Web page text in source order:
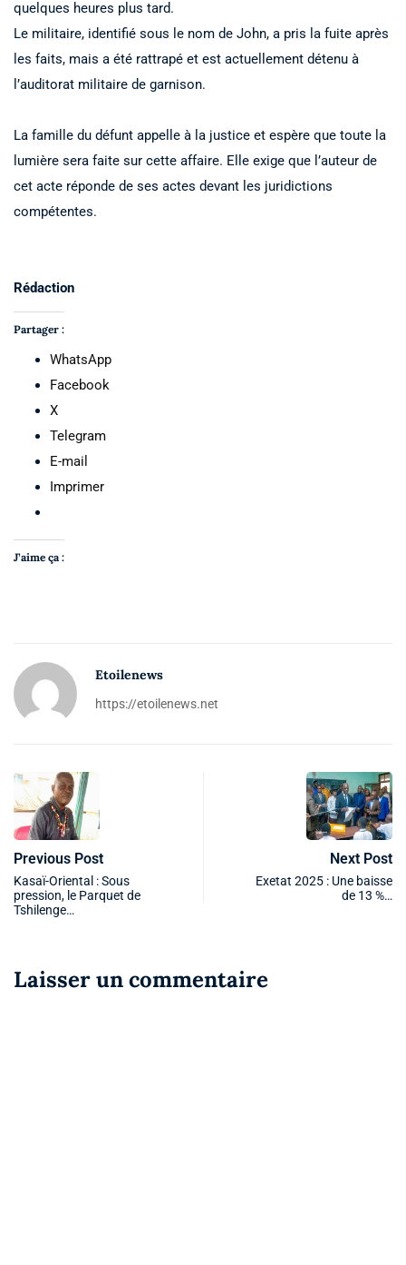
quelques heures plus tard.
Le militaire, identifié sous le nom de John, a pris la fuite après
les faits, mais a été rattrapé et est actuellement détenu à
l’auditorat militaire de garnison.
La famille du défunt appelle à la justice et espère que toute la
lumière sera faite sur cette affaire. Elle exige que l’auteur de
cet acte réponde de ses actes devant les juridictions
compétentes.
Rédaction
Partager :
WhatsApp
Facebook
X
Telegram
E-mail
Imprimer
J’aime ça :
Etoilenews
https://etoilenews.net
Previous Post
Kasaï-Oriental : Sous
pression, le Parquet de
Tshilenge…
Next Post
Exetat 2025 : Une baisse
de 13 %…
Laisser un commentaire